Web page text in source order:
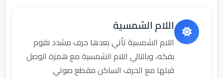
اللام الشمسية
اللام الشمسية تأتي بعدها حرف مشدد نقوم
بفكه، وبالتالي اللام الشمسية مع همزة الوصل
قبلها مع الحرف الساكن مقطع صوتي